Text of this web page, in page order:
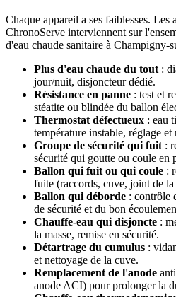
Chaque appareil a ses faiblesses. Les
ChronoServe interviennent sur
d'eau chaude sanitaire à Champigny-
Plus d'eau chaude du tout :
jour/nuit, disjoncteur dédié.
Résistance en panne : test et
stéatite ou blindée du ballon
Thermostat défectueux : eau
température instable, réglage
Groupe de sécurité qui fuit :
sécurité qui goutte ou coule en
Ballon qui fuit ou qui coule :
fuite (raccords, cuve, joint de la
Ballon qui déborde : contrôle
de sécurité et du bon
Chauffe-eau qui disjoncte :
la masse, remise en sécurité.
Détartrage du cumulus :
et nettoyage de la cuve.
Remplacement de l'anode
anode ACI) pour prolonger la